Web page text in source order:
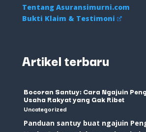
Tentang Asuransimurni.com
Bukti Klaim & Testimoni
Artikel terbaru
Bocoran Santuy: Cara Ngajuin
Usaha Rakyat yang Gak Ribet
Uncategorized
Panduan santuy buat ngajuin